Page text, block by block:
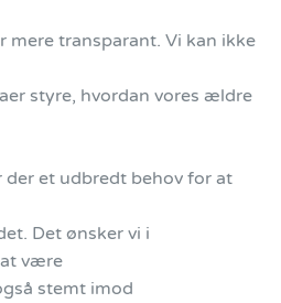
mere transparant. Vi kan ikke
styre, hvordan vores ældre
der et udbredt behov for at
Det ønsker vi i
være
stemt imod